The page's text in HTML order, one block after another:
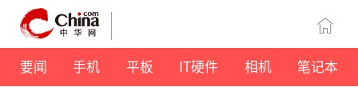
要闻 手机 平板 IT硬件 相机 笔记本